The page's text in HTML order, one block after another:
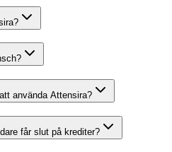
använda Attensira?
får slut på krediter?